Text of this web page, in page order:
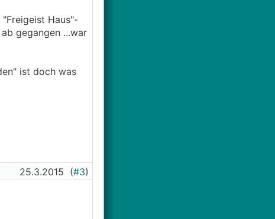
Haus"-
gegangen ...war
ist doch was
25.3.2015 (#3)